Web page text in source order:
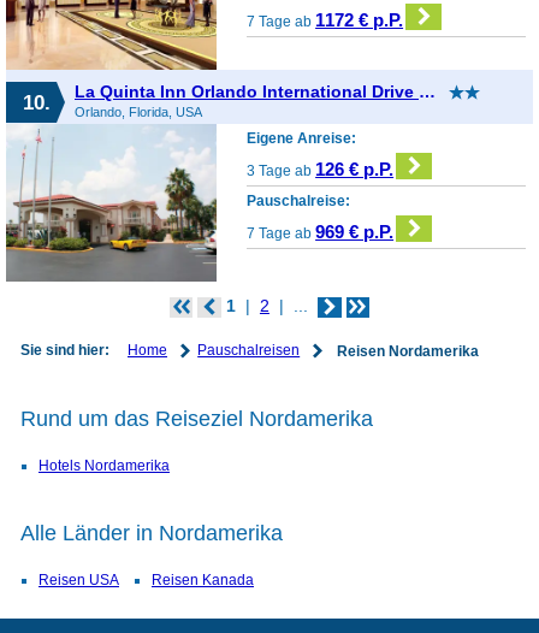
7 Tage ab 1172 € p.P.
10. La Quinta Inn Orlando International Drive North
Orlando, Florida, USA
Eigene Anreise:
3 Tage ab 126 € p.P.
Pauschalreise:
7 Tage ab969 € p.P.
1 2 ...
Sie sind hier: Home Pauschalreisen Reisen Nordamerika
Rund um das Reiseziel Nordamerika
Hotels Nordamerika
Alle Länder in Nordamerika
Reisen USA Reisen Kanada